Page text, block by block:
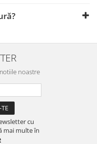
noastre
cu
mai multe în